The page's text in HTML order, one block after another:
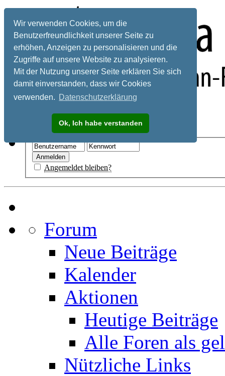
Wir verwenden Cookies, um die
Benutzerfreundlichkeit unserer Seite zu
erhöhen, Anzeigen zu personalisieren und die
Zugriffe auf unsere Website zu analysieren.
Mit der Nutzung unserer Seite erklären Sie sich
damit einverstanden, dass wir Cookies
verwenden. Datenschutzerklärung
Ok, Ich habe verstanden
Registrieren
Angemeldet bleiben?
Forum
Neue Beiträge
Kalender
Aktionen
Heutige Beiträge
Alle Foren als
Nützliche Links